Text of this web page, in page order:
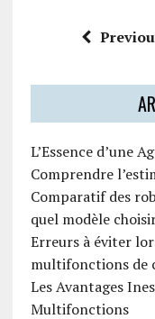
L’Essence d’une
Comprendre
Comparatif des
quel modèle
Erreurs à éviter
multifonctions de
Les Avantages
Multifonctions